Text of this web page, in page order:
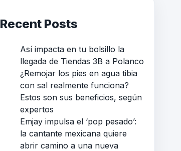
Recent Posts
Así impacta en tu bolsillo la
llegada de Tiendas 3B a Polanco
¿Remojar los pies en agua tibia
con sal realmente funciona?
Estos son sus beneficios, según
expertos
Emjay impulsa el ‘pop pesado’:
la cantante mexicana quiere
abrir camino a una nueva